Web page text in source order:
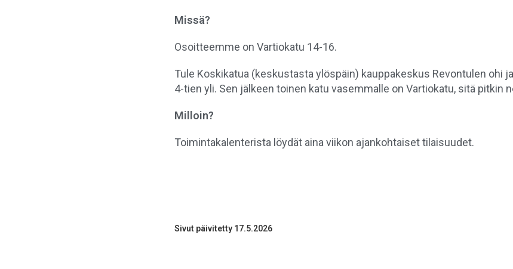
Missä?
Osoitteemme on Vartiokatu 14-16.
Tule Koskikatua (keskustasta ylöspäin) kauppakeskus Revontulen ohi
4-tien yli. Sen jälkeen toinen katu vasemmalle on Vartiokatu, sitä pitkin
Milloin?
Toimintakalenterista löydät aina viikon ajankohtaiset tilaisuudet.
Sivut päivitetty 17.5.2026